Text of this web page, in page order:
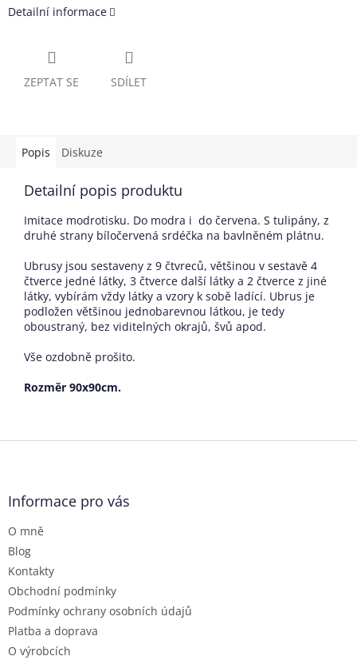
Detailní informace
ZEPTAT SE SDÍLET
Popis Diskuze
Detailní popis produktu
Imitace modrotisku. Do modra i do červena. S tulipány, z
druhé strany bíločervená srdéčka na bavlněném plátnu.
Ubrusy jsou sestaveny z 9 čtvreců, většinou v sestavě 4
čtverce jedné látky, 3 čtverce další látky a 2 čtverce z jiné
látky, vybírám vždy látky a vzory k sobě ladící. Ubrus je
podložen většinou jednobarevnou látkou, je tedy
oboustraný, bez viditelných okrajů, švů apod.
Vše ozdobně prošito.
Rozměr 90x90cm.
Z
Informace pro vás
O mně
Blog
Kontakty
Obchodní podmínky
Podmínky ochrany osobních údajů
Platba a doprava
O výrobcích